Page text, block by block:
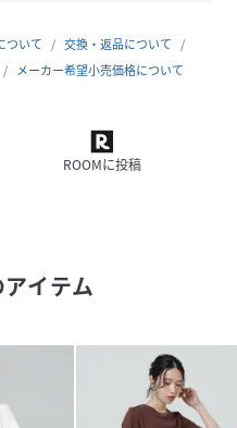
ません。また裏面に吸水加
進する効果があります。そ
合成繊維のような機能性
お楽しみ頂けます。さら
に着目した加工です。繊維
臭いなどの不快臭を減少さ
ついて
交換・返品について
メーカー希望小売価格について
ROOMに投稿
イテム